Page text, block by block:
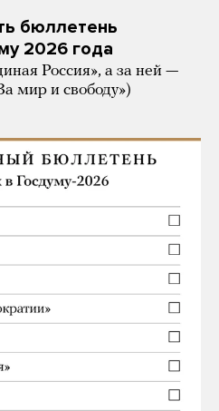
бюллетень
2026 года
Россия», а за ней —
мир и свободу»)